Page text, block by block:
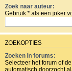
Zoek naar auteur:
Gebruik * als een joker
ZOEKOPTIES
Zoeken in forums:
Selecteer het forum of
automatisch doorzocht